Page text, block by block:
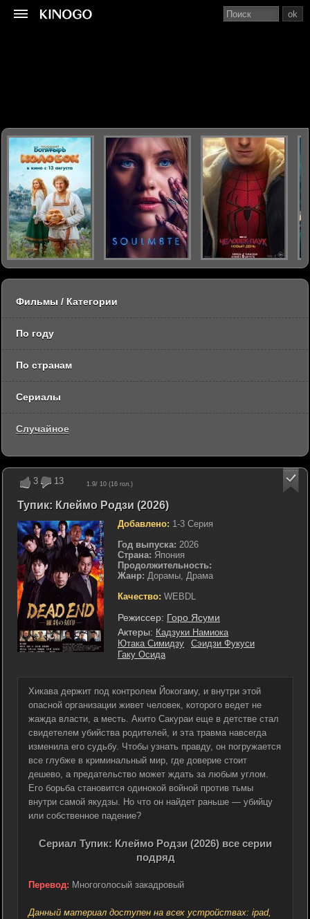
3 13 1.9/ 10 (16 гол.)
Тупик: Клеймо Родзи (2026)
Добавлено: 1-3 Серия
Год выпуска: 2026
Страна: Япония
Продолжительность:
Жанр: Дорамы, Драма
Качество: WEBDL
Режиссер: Горо Ясуми
Актеры: Кадзуки Намиока
Ютака Симидзу
Сэидзи Фукуси
Гаку Осида
Хикава держит под контролем Йокогаму, и внутри этой
опасной организации живет человек, которого ведет не
жажда власти, а месть. Акито Сакураи еще в детстве стал
свидетелем убийства родителей, и эта травма навсегда
изменила его судьбу. Чтобы узнать правду, он погружается
все глубже в криминальный мир, где доверие стоит
дешево, а предательство может ждать за любым углом.
Его борьба становится одинокой войной против тьмы
внутри самой якудзы. Но что он найдет раньше — убийцу
или собственное падение?
Сериал Тупик: Клеймо Родзи (2026) все серии
подряд
Перевод: Многоголосый закадровый
Данный материал доступен на всех устройствах: ipad,
ok
Фильмы / Категории
По году
По странам
Сериалы
Случайное